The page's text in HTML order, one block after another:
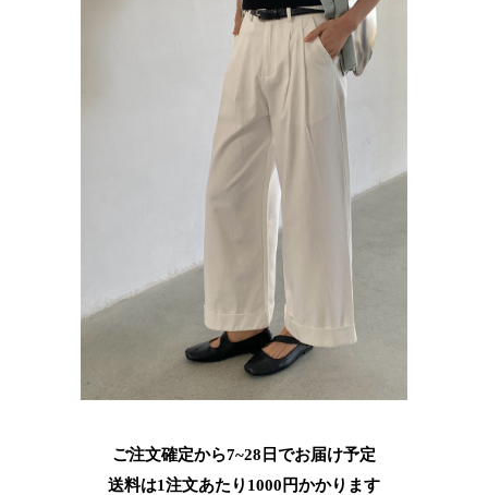
ご注文確定から7~28日でお届け予定
送料は1注文あたり 1000 円かかります